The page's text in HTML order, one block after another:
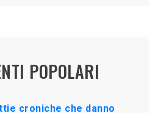
POPOLARI
croniche che danno